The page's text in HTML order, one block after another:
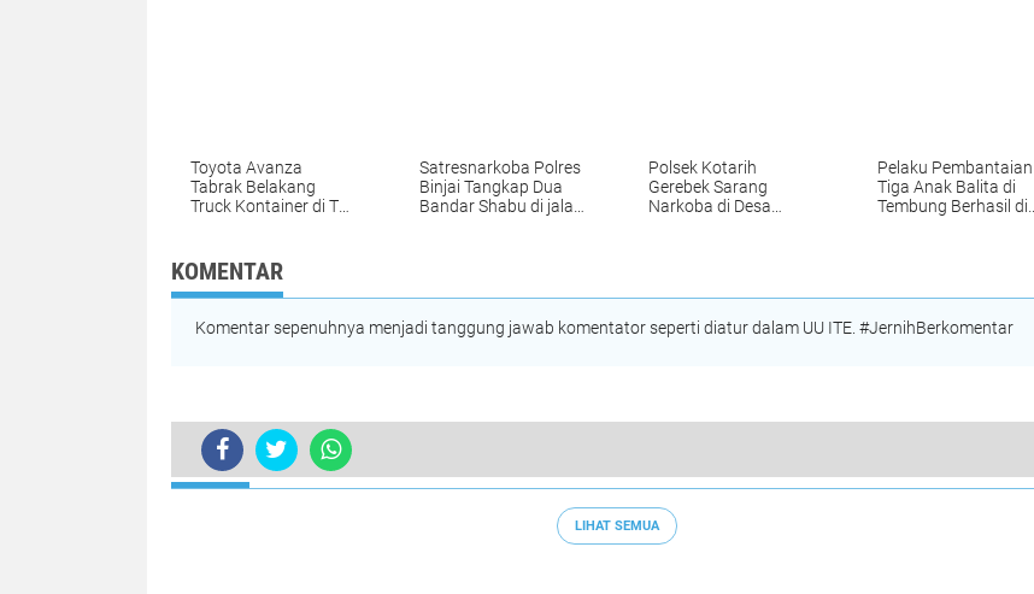
Toyota Avanza
Tabrak Belakang
Truck Kontainer di Tol
Satresnarkoba Polres
Binjai Tangkap Dua
Bandar Shabu di jalan
Polsek Kotarih
Gerebek Sarang
Narkoba di Desa
Pelaku Pembantaian
Tiga Anak Balita di
Tembung Berhasil di
KOMENTAR
Komentar sepenuhnya menjadi tanggung jawab komentator seperti diatur dalam UU ITE. #JernihBerkomentar
Personil Bhabinkamtibmas Polsek Percut Sei Tuan Raih Juara I Lomba Dai Kamtibmas Tingkat Polrestabes Medan
TERKINI
LIHAT SEMUA